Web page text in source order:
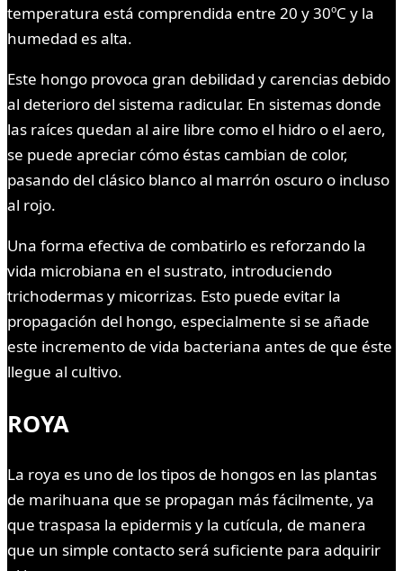
temperatura está comprendida entre 20 y 30ºC y la
humedad es alta.
Este hongo provoca gran debilidad y carencias debido
al deterioro del sistema radicular. En sistemas donde
las raíces quedan al aire libre como el hidro o el aero,
se puede apreciar cómo éstas cambian de color,
pasando del clásico blanco al marrón oscuro o incluso
al rojo.
Una forma efectiva de combatirlo es reforzando la
vida microbiana en el sustrato, introduciendo
trichodermas y micorrizas. Esto puede evitar la
propagación del hongo, especialmente si se añade
este incremento de vida bacteriana antes de que éste
llegue al cultivo.
ROYA
La roya es uno de los tipos de hongos en las plantas
de marihuana que se propagan más fácilmente, ya
que traspasa la epidermis y la cutícula, de manera
que un simple contacto será suficiente para adquirir